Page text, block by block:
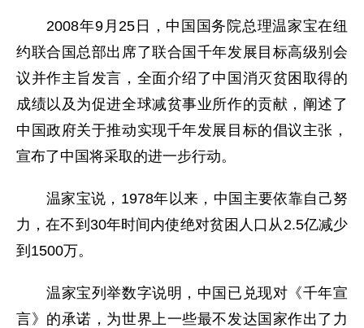
2008年9月25日，中国国务院总理温家宝在纽
约联合国总部出席了联合国千年发展目标高级别会
议并作主旨发言，全面介绍了中国消灭贫困取得的
成绩以及为促进全球减贫事业所作的贡献，阐述了
中国政府关于推动实现千年发展目标的倡议主张，
宣布了中国将采取的进一步行动。
温家宝说，1978年以来，中国主要依靠自己努
力，在不到30年时间内使绝对贫困人口从2.5亿减少
到1500万。
温家宝列举数字说明，中国已兑现对《千年宣
言》的承诺，为世界上一些最不发达国家作出了力